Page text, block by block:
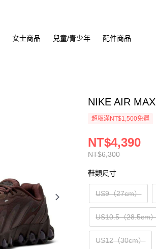
女士商品 兒童/青少年 配件商品
NIKE AIR
超取滿NT$1,500免運
NT$6,300
NT$4,390
鞋類尺寸
US9（27cm）
US10.5（28.5cm
US12（30cm）